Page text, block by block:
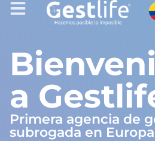
a
Primera agencia de
subrogada en Europa